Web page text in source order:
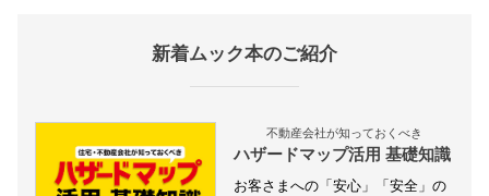
新着ムック本のご紹介
不動産会社が知っておくべき
ハザードマップ活用 基礎知識
お客さまへの「安心」「安全」の